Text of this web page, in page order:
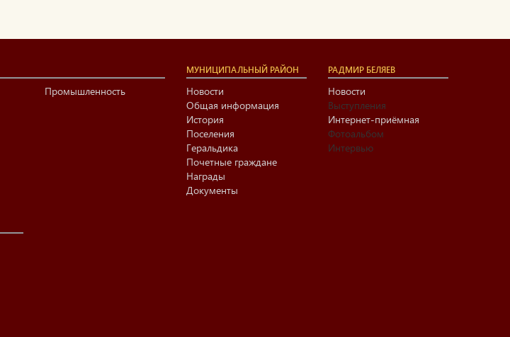
Промышленность
МУНИЦИПАЛЬНЫЙ РАЙОН
Новости
Общая информация
История
Поселения
Геральдика
Почетные граждане
Награды
Документы
РАДМИР БЕЛЯЕВ
Новости
Выступления
Интернет-приёмная
Фотоальбом
Интервью